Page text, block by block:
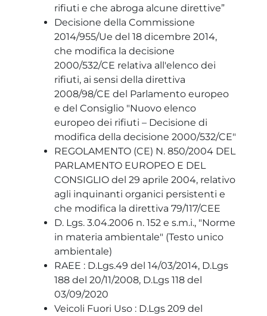
rifiuti e che abroga alcune direttive”
Decisione della Commissione
2014/955/Ue del 18 dicembre 2014,
che modifica la decisione
2000/532/CE relativa all'elenco dei
rifiuti, ai sensi della direttiva
2008/98/CE del Parlamento europeo
e del Consiglio "Nuovo elenco
europeo dei rifiuti – Decisione di
modifica della decisione 2000/532/CE"
REGOLAMENTO (CE) N. 850/2004 DEL
PARLAMENTO EUROPEO E DEL
CONSIGLIO del 29 aprile 2004, relativo
agli inquinanti organici persistenti e
che modifica la direttiva 79/117/CEE
D. Lgs. 3.04.2006 n. 152 e s.m.i., "Norme
in materia ambientale" (Testo unico
ambientale)
RAEE : D.Lgs.49 del 14/03/2014, D.Lgs
188 del 20/11/2008, D.Lgs 118 del
03/09/2020
Veicoli Fuori Uso : D.Lgs 209 del